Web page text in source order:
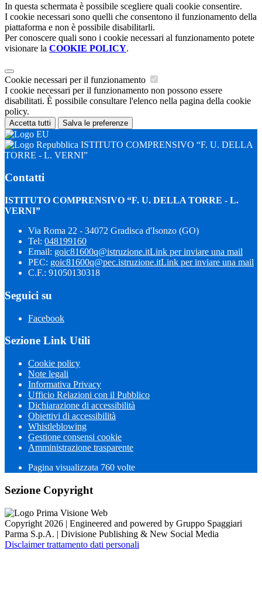
In questa schermata è possibile scegliere quali cookie consentire.
I cookie necessari sono quelli che consentono il funzionamento della
piattaforma e non è possibile disabilitarli.
Per conoscere quali sono i cookie necessari al funzionamento potete
visionare la COOKIE POLICY.
Cookie necessari per il funzionamento
I cookie necessari per il funzionamento non possono essere
disabilitati. È possibile consultare l'elenco nella pagina della cookie
policy.
Accetta tutti Salva le preferenze
ISTITUTO COMPRENSIVO “F. U. DELLA
TORRE - L. VERNI”
Contatti
ISTITUTO COMPRENSIVO “F. U. DELLA TORRE - L.
VERNI”
Via Roma 22 - 34072 Gradisca d'Isonzo (GO)
Tel: 048199160
Email: goic81600q@istruzione.itLink per inviare una mail
PEC: goic81600q@pec.istruzione.itLink per inviare una mail
C.F.: 91050130318
Seguici su
Facebook
Sezione Link Utili
Cookie policy
Note legali
Informativa Privacy
Ufficio Relazioni con il Pubblico
Dichiarazione di accessibilità
Obiettivi di accessibilità
Whistleblowing
Gestione consensi cookie
Amministrazione trasparente
Pagina visualizzata 760 volte
Sezione Copyright
Copyright 2026 | Engineered and powered by Gruppo Spaggiari
Parma S.p.A. | Divisione Publishing & New Social Media
Disclaimer trattamento dati personali